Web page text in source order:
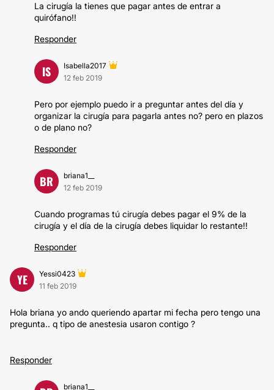
La cirugía la tienes que pagar antes de entrar a
quirófano!!
Responder
IS
Isabella2017
12 feb 2019
Pero por ejemplo puedo ir a preguntar antes del día y
organizar la cirugía para pagarla antes no? pero en plazos
o de plano no?
Responder
BR
briana1__
12 feb 2019
Cuando programas tú cirugía debes pagar el 9% de la
cirugía y el día de la cirugía debes liquidar lo restante!!
Responder
YE
Yessi0423
11 feb 2019
Hola briana yo ando queriendo apartar mi fecha pero tengo una
pregunta.. q tipo de anestesia usaron contigo ?
Responder
briana1__